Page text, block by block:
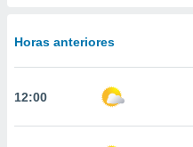
digital
permite
Horas anteriores
12:00